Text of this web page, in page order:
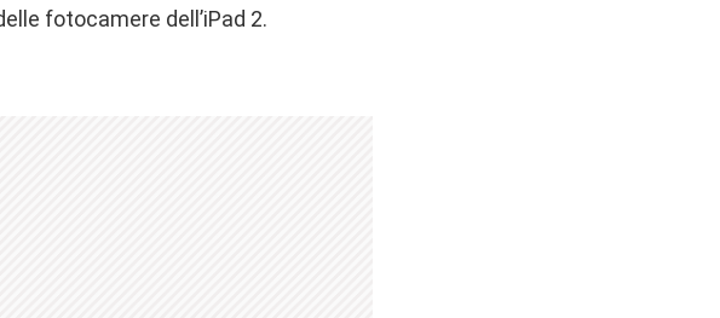
fotocamere dell’iPad 2.